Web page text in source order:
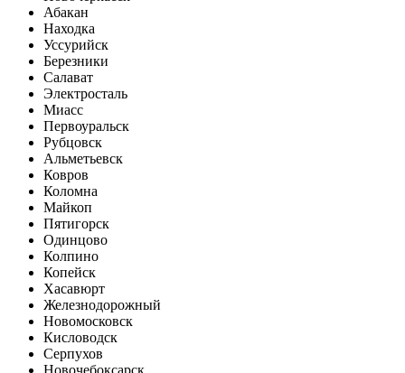
Абакан
Находка
Уссурийск
Березники
Салават
Электросталь
Миасс
Первоуральск
Рубцовск
Альметьевск
Ковров
Коломна
Майкоп
Пятигорск
Одинцово
Колпино
Копейск
Хасавюрт
Железнодорожный
Новомосковск
Кисловодск
Серпухов